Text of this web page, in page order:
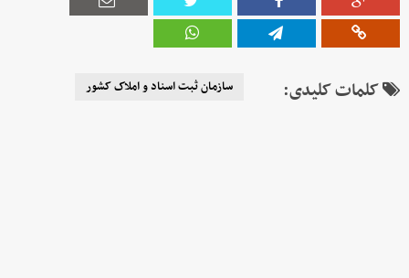
کلمات کلیدی: سازمان ثبت اسناد و املاک کشور